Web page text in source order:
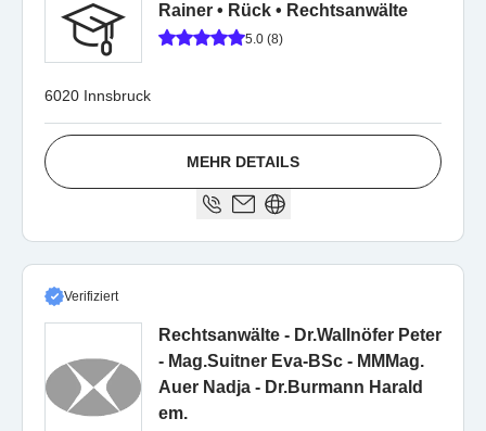
Rainer • Rück • Rechtsanwälte
5.0 (8)
6020 Innsbruck
MEHR DETAILS
Verifiziert
Rechtsanwälte - Dr.Wallnöfer Peter
- Mag.Suitner Eva-BSc - MMMag.
Auer Nadja - Dr.Burmann Harald
em.